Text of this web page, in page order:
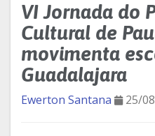
VI Jornada do
Cultural de
movimenta
Guadalajara
Ewerton Santana 25/